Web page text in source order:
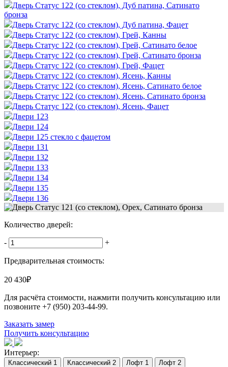
Дверь Статус 122 (со стеклом), Дуб патина, Сатинато
бронза
Дверь Статус 122 (со стеклом), Дуб патина, Фацет
Дверь Статус 122 (со стеклом), Грей, Канны
Дверь Статус 122 (со стеклом), Грей, Сатинато белое
Дверь Статус 122 (со стеклом), Грей, Сатинато бронза
Дверь Статус 122 (со стеклом), Грей, Фацет
Дверь Статус 122 (со стеклом), Ясень, Канны
Дверь Статус 122 (со стеклом), Ясень, Сатинато белое
Дверь Статус 122 (со стеклом), Ясень, Сатинато бронза
Дверь Статус 122 (со стеклом), Ясень, Фацет
Двери 123
Двери 124
Двери 125 стекло с фацетом
Двери 131
Двери 132
Двери 133
Двери 134
Двери 135
Двери 136
Количество дверей:
- +
Предварительная стоимость:
20 430₽
Для расчёта стоимости, нажмити получить консультацию или
позвоните +7 (950) 203-44-99.
Заказать замер
Получить консультацию
Интерьер: